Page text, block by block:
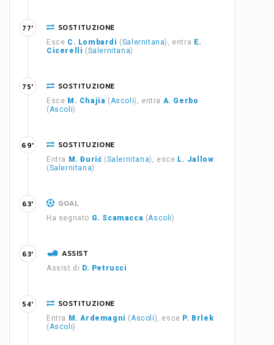
SOSTITUZIONE
Esce C. Lombardi (Salernitana), entra E.
Cicerelli (Salernitana)
77'
SOSTITUZIONE
Esce M. Chajia (Ascoli), entra A. Gerbo
(Ascoli)
75'
SOSTITUZIONE
Entra M. Đurić (Salernitana), esce L. Jallow
(Salernitana)
69'
GOAL
Ha segnato G. Scamacca (Ascoli)
63'
ASSIST
Assist di D. Petrucci
63'
SOSTITUZIONE
Entra M. Ardemagni (Ascoli), esce P. Brlek
(Ascoli)
54'